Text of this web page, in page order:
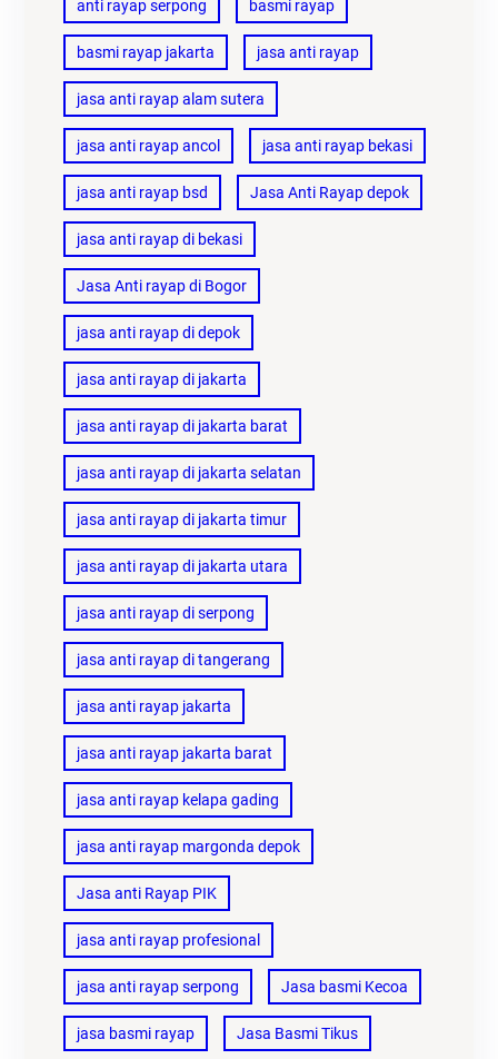
anti rayap serpong basmi rayap
basmi rayap jakarta jasa anti rayap
jasa anti rayap alam sutera
jasa anti rayap ancol jasa anti rayap bekasi
jasa anti rayap bsd Jasa Anti Rayap depok
jasa anti rayap di bekasi
Jasa Anti rayap di Bogor
jasa anti rayap di depok
jasa anti rayap di jakarta
jasa anti rayap di jakarta barat
jasa anti rayap di jakarta selatan
jasa anti rayap di jakarta timur
jasa anti rayap di jakarta utara
jasa anti rayap di serpong
jasa anti rayap di tangerang
jasa anti rayap jakarta
jasa anti rayap jakarta barat
jasa anti rayap kelapa gading
jasa anti rayap margonda depok
Jasa anti Rayap PIK
jasa anti rayap profesional
jasa anti rayap serpong Jasa basmi Kecoa
jasa basmi rayap Jasa Basmi Tikus